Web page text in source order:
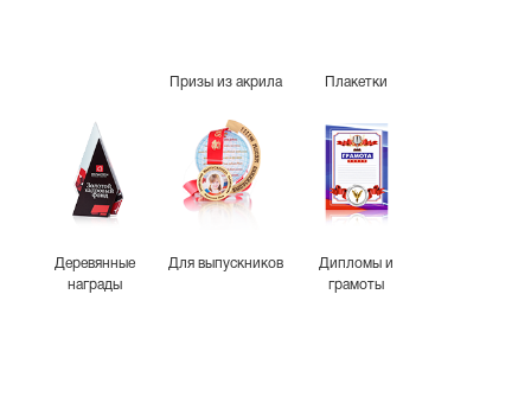
Призы из акрила Плакетки
Деревянные
награды
Для выпускников
Дипломы и
грамоты